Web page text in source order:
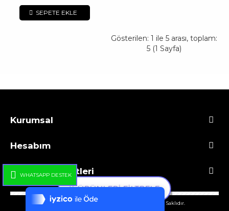
Tek Tıkla Ödeme Kolaylığı
7/24 Canlı Destek
%100 Sorunsuz Alışveriş
WHATSAPP DESTEK
SEPETE EKLE
Gösterilen: 1 ile 5 arası, toplam:
5 (1 Sayfa)
Kurumsal
Hesabım
Müşteri Hizmetleri
Copyright © 2021 - Tasarım: Yaşar LALA - Tüm Hakları Saklıdır.
ÜRÜNLERI FILTRELE